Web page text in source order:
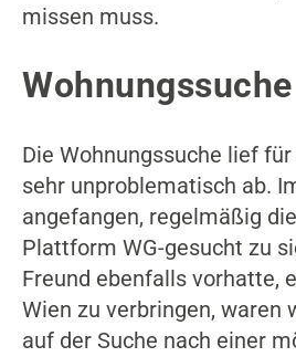
missen muss.
Wohnungssuche
Die Wohnungssuche lief
sehr unproblematisch ab.
angefangen, regelmäßig
Plattform WG-gesucht zu
Freund ebenfalls vorhatte,
Wien zu verbringen, waren
auf der Suche nach einer